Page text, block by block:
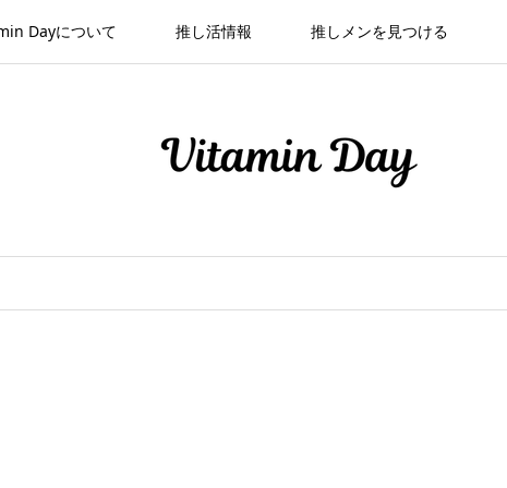
Dayについて 推し活情報 推しメンを見つける